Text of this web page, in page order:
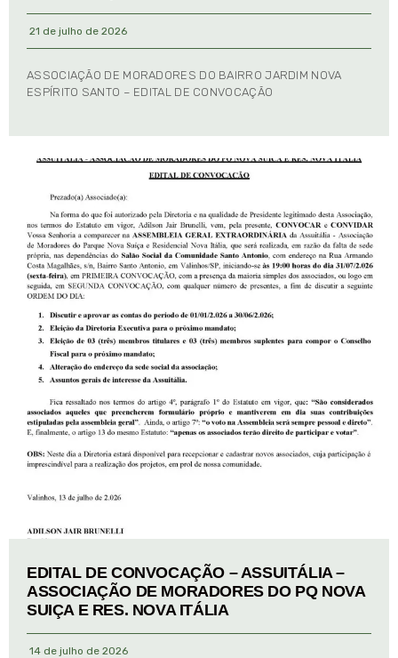
21 de julho de 2026
ASSOCIAÇÃO DE MORADORES DO BAIRRO JARDIM NOVA
ESPÍRITO SANTO – EDITAL DE CONVOCAÇÃO
EDITAL DE CONVOCAÇÃO – ASSUITÁLIA –
ASSOCIAÇÃO DE MORADORES DO PQ NOVA
SUIÇA E RES. NOVA ITÁLIA
14 de julho de 2026